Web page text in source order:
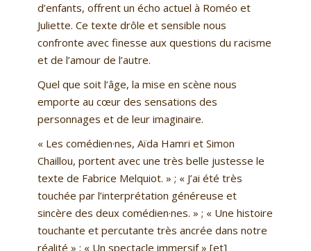
d’enfants, offrent un écho actuel à Roméo et
Juliette. Ce texte drôle et sensible nous
confronte avec finesse aux questions du racisme
et de l’amour de l’autre.
Quel que soit l’âge, la mise en scène nous
emporte au cœur des sensations des
personnages et de leur imaginaire.
« Les comédien·nes, Aïda Hamri et Simon
Chaillou, portent avec une très belle justesse le
texte de Fabrice Melquiot. » ; « J’ai été très
touchée par l’interprétation généreuse et
sincère des deux comédien·nes. » ; « Une histoire
touchante et percutante très ancrée dans notre
réalité » ; « Un spectacle immersif » [et]